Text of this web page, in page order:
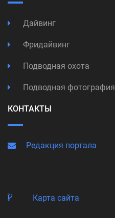
Дайвинг
Фридайвинг
Подводная охота
Подводная фотография
КОНТАКТЫ
Редакция портала
Карта сайта